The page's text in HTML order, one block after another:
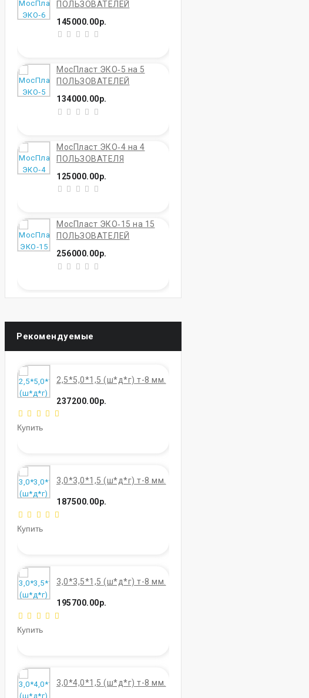
ПОЛЬЗОВАТЕЛЕЙ
145000.00р.
МосПласт ЭКО‑5 на 5
ПОЛЬЗОВАТЕЛЕЙ
134000.00р.
МосПласт ЭКО‑4 на 4
ПОЛЬЗОВАТЕЛЯ
125000.00р.
МосПласт ЭКО‑15 на 15
ПОЛЬЗОВАТЕЛЕЙ
256000.00р.
Рекомендуемые
2,5*5,0*1,5 (ш*д*г) т-8 мм.
237200.00р.
Купить
3,0*3,0*1,5 (ш*д*г) т-8 мм.
187500.00р.
Купить
3,0*3,5*1,5 (ш*д*г) т-8 мм.
195700.00р.
Купить
3,0*4,0*1,5 (ш*д*г) т-8 мм.